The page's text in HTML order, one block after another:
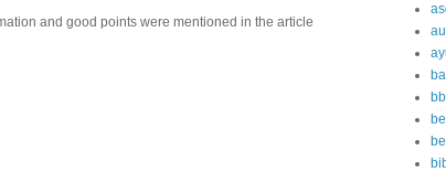
and good points were mentioned in the article